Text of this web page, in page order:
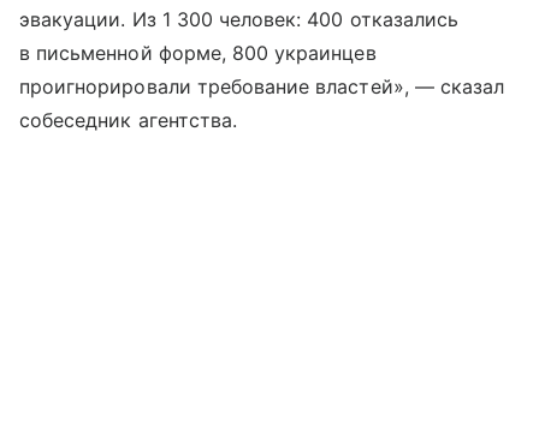
эвакуации. Из 1 300 человек: 400 отказались
в письменной форме, 800 украинцев
проигнорировали требование властей», — сказал
собеседник агентства.